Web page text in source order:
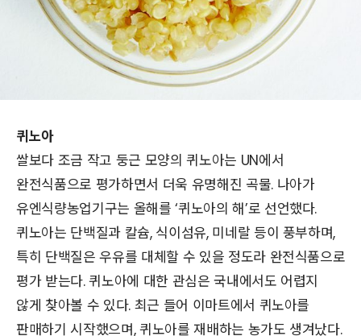
퀴노아
쌀보다 조금 작고 둥근 모양의 퀴노아는 UN에서
완전식품으로 평가하면서 더욱 유명해진 곡물. 나아가
유엔식량농업기구는 올해를 ‘퀴노아의 해’로 선언했다.
퀴노아는 단백질과 칼슘, 식이섬유, 미네랄 등이 풍부하며,
특히 단백질은 우유를 대체할 수 있을 정도라 완전식품으로
평가 받는다. 퀴노아에 대한 관심은 국내에서도 어렵지
않게 찾아볼 수 있다. 최근 들어 이마트에서 퀴노아를
판매하기 시작했으며, 퀴노아를 재배하는 농가도 생겨났다.